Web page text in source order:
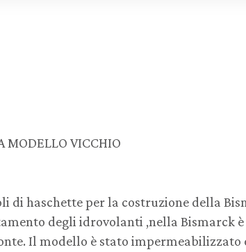
MODELLO VICCHIO
di haschette per la costruzione della
degli idrovolanti ,nella Bismarck
Il modello è stato impermeabilizzato